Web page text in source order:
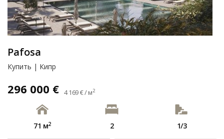
Pafosa
Купить | Кипр
296 000 € 4 169 € / м2
71 м2 2 1/3